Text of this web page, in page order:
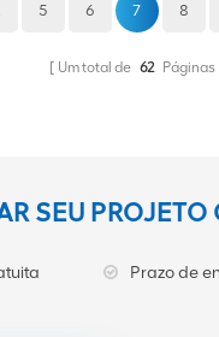
5 6 7 8
Um total de 62 Páginas
SEU
Prazo de